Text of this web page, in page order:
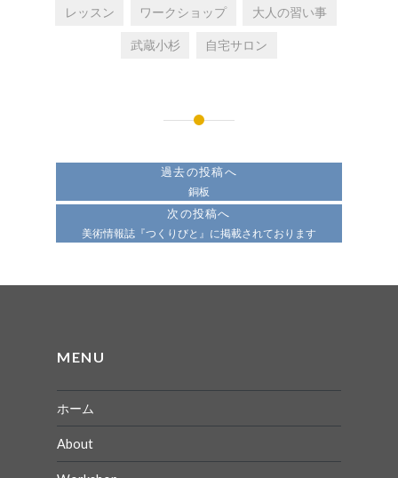
レッスン ワークショップ 大人の習い事
武蔵小杉 自宅サロン
ー
過去の投稿へ
銅板
次の投稿へ
美術情報誌『つくりびと』に掲載されております
MENU
ホーム
About